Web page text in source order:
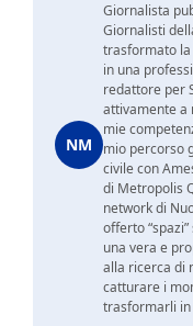
NM
Giornalista
Giornalisti
trasformato
in una
redattore per
attivamente a
mie
mio percorso
civile con
di Metropolis
network di
offerto
una vera e
alla ricerca di
catturare i
trasformarli